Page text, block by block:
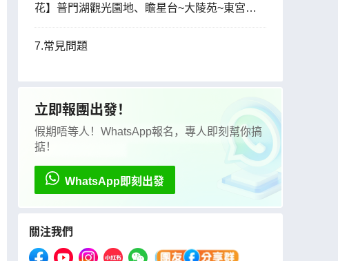
花】普門湖觀光園地、瞻星台~大陵苑~東宮與
態公園、海雲台RiverCruise、松島海上天空步
道+纜車+龍宮雲橋
7.常見問題
立即報團出發！
假期唔等人！WhatsApp報名，專人即刻幫你搞
掂！
WhatsApp即刻出發
關注我們